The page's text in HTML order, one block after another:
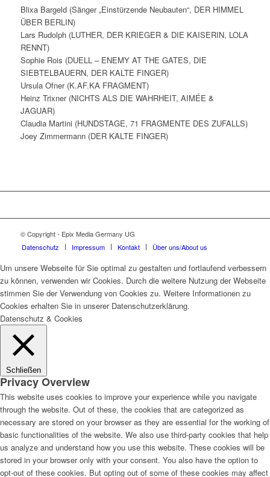
Blixa Bargeld (Sänger „Einstürzende Neubauten“, DER HIMMEL
ÜBER BERLIN)
Lars Rudolph (LUTHER, DER KRIEGER & DIE KAISERIN, LOLA
RENNT)
Sophie Rois (DUELL – ENEMY AT THE GATES, DIE
SIEBTELBAUERN, DER KALTE FINGER)
Ursula Ofner (K.AF.KA FRAGMENT)
Heinz Trixner (NICHTS ALS DIE WAHRHEIT, AIMÉE &
JAGUAR)
Claudia Martini (HUNDSTAGE, 71 FRAGMENTE DES ZUFALLS)
Joey Zimmermann (DER KALTE FINGER)
© Copyright - Epix Media Germany UG
Datenschutz
Impressum Kontakt Über uns/About us
Um unsere Webseite für Sie optimal zu gestalten und fortlaufend verbessern
zu können, verwenden wir Cookies. Durch die weitere Nutzung der Webseite
stimmen Sie der Verwendung von Cookies zu. Weitere Informationen zu
Cookies erhalten Sie in unserer Datenschutzerklärung.
Datenschutz & Cookies
Schließen
Privacy Overview
This website uses cookies to improve your experience while you navigate
through the website. Out of these, the cookies that are categorized as
necessary are stored on your browser as they are essential for the working of
basic functionalities of the website. We also use third-party cookies that help
us analyze and understand how you use this website. These cookies will be
stored in your browser only with your consent. You also have the option to
opt-out of these cookies. But opting out of some of these cookies may affect